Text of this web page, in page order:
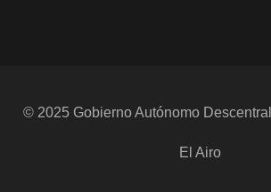
© 2025 Gobierno Autónomo
El Airo